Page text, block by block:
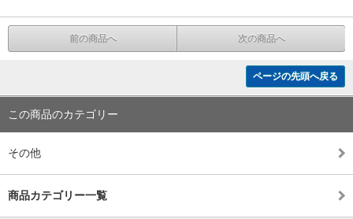
前の商品へ 次の商品へ
ページの先頭へ戻る
この商品のカテゴリー
その他
商品カテゴリー一覧